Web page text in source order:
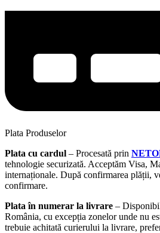
Plata Produselor
Plata cu cardul – Procesată prin
tehnologie securizată. Acceptăm Visa,
internaționale. După confirmarea plății,
confirmare.
Plata în numerar la livrare –
România, cu excepția zonelor unde nu
trebuie achitată curierului la livrare,